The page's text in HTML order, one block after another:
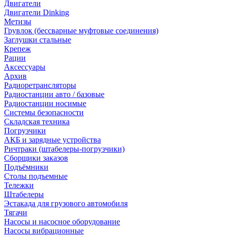
Двигатели
Двигатели Dinking
Метизы
Грувлок (бессварные муфтовые соединения)
Заглушки стальные
Крепеж
Рации
Аксессуары
Архив
Радиоретрансляторы
Радиостанции авто / базовые
Радиостанции носимые
Системы безопасности
Складская техника
Погрузчики
АКБ и зарядные устройства
Ричтраки (штабелеры-погрузчики)
Сборщики заказов
Подъёмники
Столы подъемные
Тележки
Штабелеры
Эстакада для грузового автомобиля
Тягачи
Насосы и насосное оборудование
Насосы вибрационные